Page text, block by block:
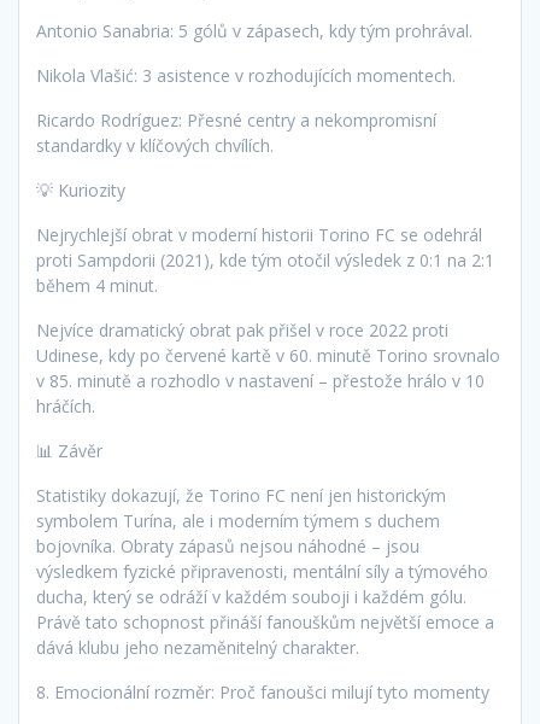
Antonio Sanabria: 5 gólů v zápasech, kdy tým prohrával.
Nikola Vlašić: 3 asistence v rozhodujících momentech.
Ricardo Rodríguez: Přesné centry a nekompromisní
standardky v klíčových chvílích.
💡 Kuriozity
Nejrychlejší obrat v moderní historii Torino FC se odehrál
proti Sampdorii (2021), kde tým otočil výsledek z 0:1 na 2:1
během 4 minut.
Nejvíce dramatický obrat pak přišel v roce 2022 proti
Udinese, kdy po červené kartě v 60. minutě Torino srovnalo
v 85. minutě a rozhodlo v nastavení – přestože hrálo v 10
hráčích.
📊 Závěr
Statistiky dokazují, že Torino FC není jen historickým
symbolem Turína, ale i moderním týmem s duchem
bojovníka. Obraty zápasů nejsou náhodné – jsou
výsledkem fyzické připravenosti, mentální síly a týmového
ducha, který se odráží v každém souboji i každém gólu.
Právě tato schopnost přináší fanouškům největší emoce a
dává klubu jeho nezaměnitelný charakter.
8. Emocionální rozměr: Proč fanoušci milují tyto momenty